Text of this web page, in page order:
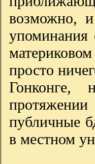
возможно,
упоминания
просто
Гонконге,
публичные
в местном